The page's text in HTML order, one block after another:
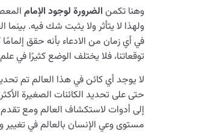
وهنا تكمن الضرورة لوجود الإمام
ولهذا لا يتأثر ولا يثبت شك فيه.
في أي زمان من الادعاء بأنه حقق
توقعاتنا، فلا يختلف الوضع كثيرًا في
لا يوجد أي كائن في هذا العالم تم
حتى على تحديد الكائنات الصغيرة
إلى أدوات لاستكشاف العالم ومع تقدم
مستوى وعي الإنسان بالعالم في